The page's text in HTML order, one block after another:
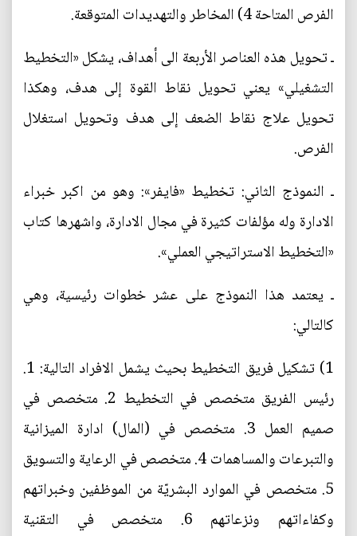
الفرص المتاحة 4) المخاطر والتهديدات المتوقعة.
ـ تحويل هذه العناصر الأربعة الى أهداف، يشكل «التخطيط
التشغيلي» يعني تحويل نقاط القوة إلى هدف، وهكذا
تحويل علاج نقاط الضعف إلى هدف وتحويل استغلال
الفرص.
ـ النموذج الثاني: تخطيط «فايفر»: وهو من اكبر خبراء
الادارة وله مؤلفات كثيرة في مجال الادارة، واشهرها كتاب
«التخطيط الاستراتيجي العملي».
ـ يعتمد هذا النموذج على عشر خطوات رئيسية، وهي
كالتالي:
1) تشكيل فريق التخطيط بحيث يشمل الافراد التالية: 1.
رئيس الفريق متخصص في التخطيط 2. متخصص في
صميم العمل 3. متخصص في (المال) ادارة الميزانية
والتبرعات والمساهمات 4. متخصص في الرعاية والتسويق
5. متخصص في الموارد البشريّة من الموظفين وخبراتهم
وكفاءاتهم ونزعاتهم 6. متخصص في التقنية